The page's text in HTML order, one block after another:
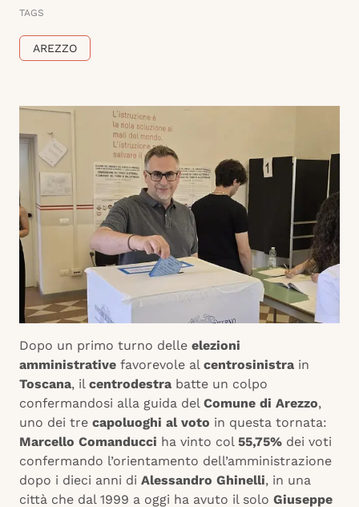
TAGS
AREZZO
Dopo un primo turno delle elezioni
amministrative favorevole al centrosinistra in
Toscana, il centrodestra batte un colpo
confermandosi alla guida del Comune di Arezzo,
uno dei tre capoluoghi al voto in questa tornata:
Marcello Comanducci ha vinto col 55,75% dei voti
confermando l’orientamento dell’amministrazione
dopo i dieci anni di Alessandro Ghinelli, in una
città che dal 1999 a oggi ha avuto il solo Giuseppe